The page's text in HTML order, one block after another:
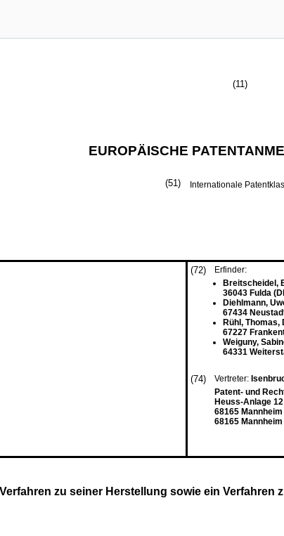
(11)
EUROPÄISCHE
(51) Internationale
(72)
Erfinder:
Breitscheidel,
36043 Fulda
Diehlmann,
67434
Rühl, Thomas,
67227
Weiguny,
64331
(74) Vertreter:
Patent- und
Heuss-Anlage 12
68165 Mannheim
68165 Mannheim
zu seiner Herstellung sowie ein